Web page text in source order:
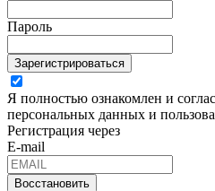
Пароль
Зарегистрироваться
Я полностью ознакомлен и
персональных данных и
Регистрация через
E-mail
Восстановить